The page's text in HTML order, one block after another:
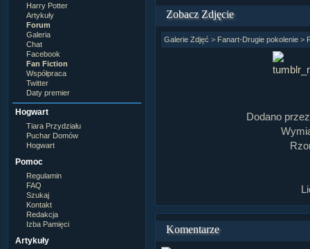
Harry Potter
Artykuły
Forum
Galeria
Chat
Facebook
Fan Fiction
Współpraca
Twitter
Daty premier
Hogwart
Tiara Przydziału
Puchar Domów
Hogwart
Pomoc
Regulamin
FAQ
Szukaj
Kontakt
Redakcja
Izba Pamięci
Artykuły
Zobacz Zdjęcie
Galerie Zdjęć > Fanart-Drugie pokolenie>
Dodano
Komentarze